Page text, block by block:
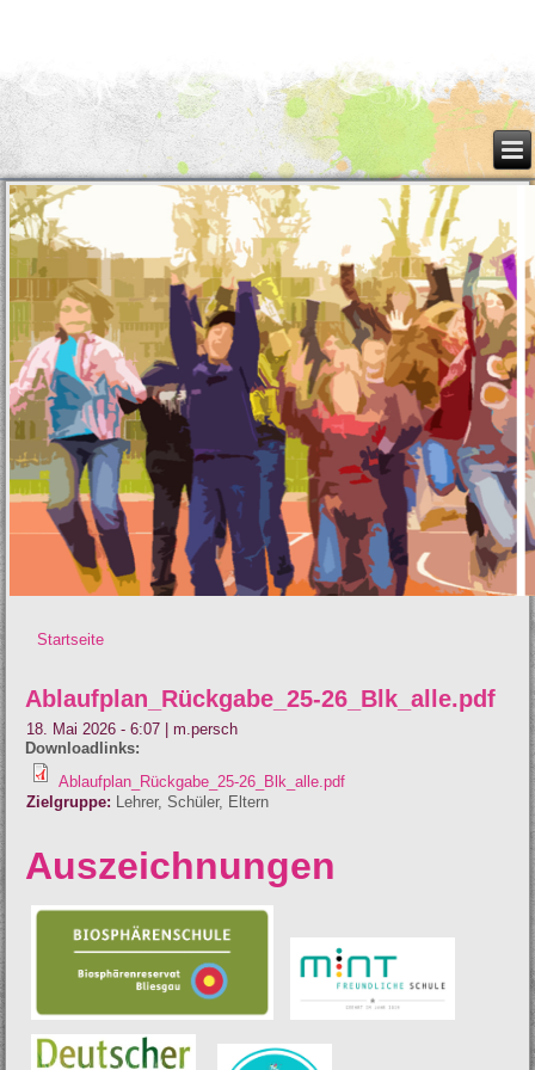
Startseite
Ablaufplan_Rückgabe_25-26_Blk_alle.pdf
18. Mai 2026 - 6:07 |m.persch
Downloadlinks:
Ablaufplan_Rückgabe_25-26_Blk_alle.pdf
Zielgruppe: Lehrer Schüler Eltern
Auszeichnungen